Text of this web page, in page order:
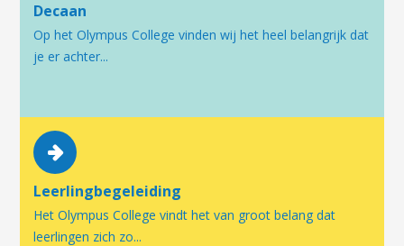
Decaan
Op het Olympus College vinden wij het heel belangrijk dat
je er achter...
Leerlingbegeleiding
Het Olympus College vindt het van groot belang dat
leerlingen zich zo...